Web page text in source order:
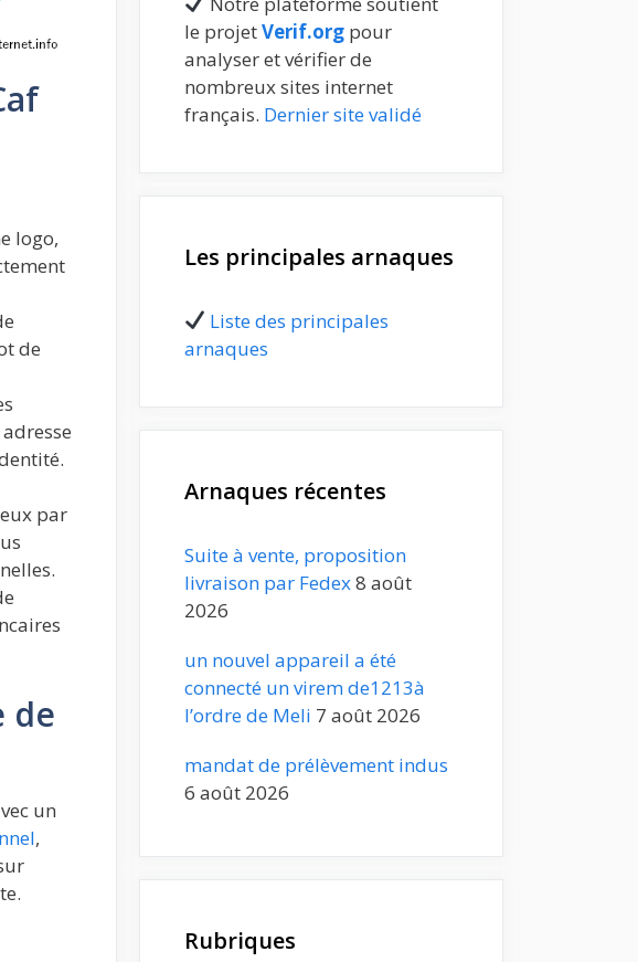
logo,
de
par
de
un
,
le projetVerif.org pour
analyser et vérifier de
nombreux sites internet
français. Dernier site validé
Les principales arnaques
Liste des principales
arnaques
Arnaques récentes
Suite à vente, proposition
livraison par Fedex8 août
2026
un nouvel appareil a été
connecté un virem de1213à
l’ordre de Meli 7 août 2026
mandat de prélèvement indus
6 août 2026
Rubriques